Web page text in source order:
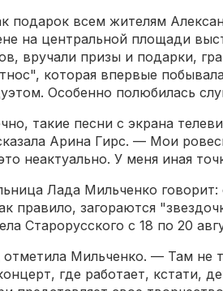
всем жителям
на центральной площади
вручали призы и подарки,
которая впервые
Особенно полюбилась
такие песни с экрана
Арина Гирс. — Мои
неактуально. У меня иная
Лада Мильченко
правило, загораются
Старорусского с 18 по 20
Мильченко. — Там не
где работает,